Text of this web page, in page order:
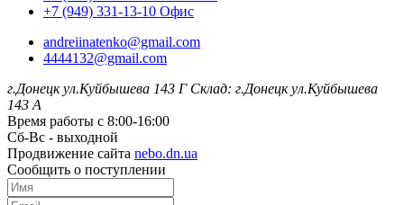
+7 (949) 331-13-10 Офис
andreiinatenko@gmail.com
4444132@gmail.com
г.Донецк ул.Куйбышева 143 Г Склад: г.Донецк ул.Куйбышева
143 А
Время работы с 8:00-16:00
Сб-Вс - выходной
Продвижение сайта nebo.dn.ua
Сообщить о поступлении